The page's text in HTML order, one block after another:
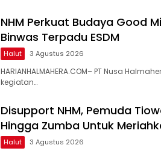
NHM Perkuat Budaya Good
Binwas Terpadu ESDM
Halut 3 Agustus 2026
HARIANHALMAHERA.COM– PT Nusa
kegiatan…
Disupport NHM, Pemuda
Hingga Zumba Untuk
Halut 3 Agustus 2026